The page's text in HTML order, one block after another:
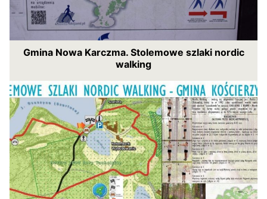
Gmina Nowa Karczma. Stolemowe szlaki nordic
walking